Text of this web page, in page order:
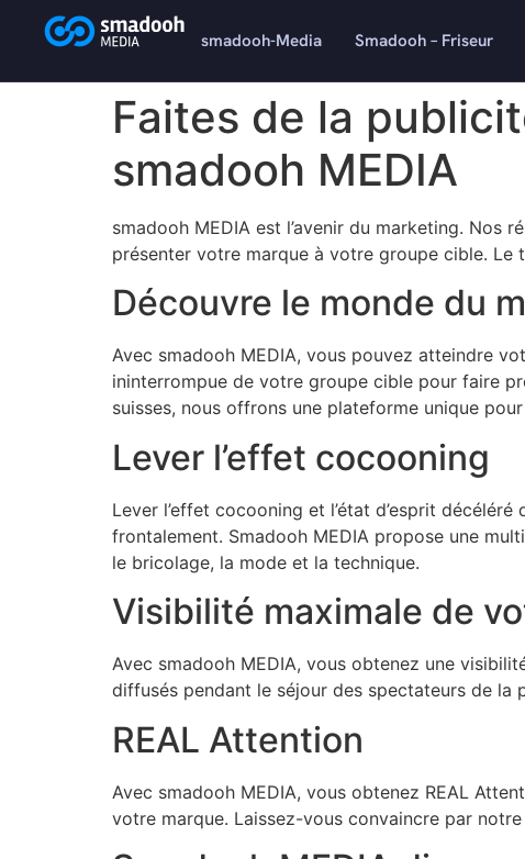
content
smadooh-Media
Smadooh – Friseur
Faites de la
smadooh MEDIA
smadooh MEDIA est l’avenir du marketing. Nos
présenter votre marque à votre groupe cible.
Découvre le monde du
Avec smadooh MEDIA, vous pouvez atteindre
ininterrompue de votre groupe cible pour faire
suisses, nous offrons une plateforme unique
Lever l’effet cocooning
Lever l’effet cocooning et l’état d’esprit
frontalement. Smadooh MEDIA propose une
le bricolage, la mode et la technique.
Visibilité maximale de
Avec smadooh MEDIA, vous obtenez une
diffusés pendant le séjour des spectateurs de la
REAL Attention
Avec smadooh MEDIA, vous obtenez REAL
votre marque. Laissez-vous convaincre par notre